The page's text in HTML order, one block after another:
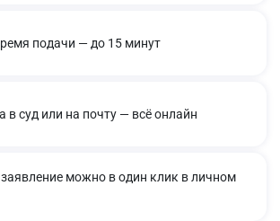
подачи — до 15 минут
в суд или на почту — всё онлайн
можно в один клик в личном